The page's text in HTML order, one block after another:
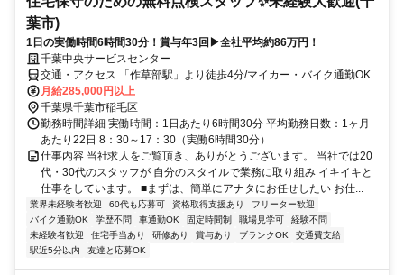
葉市)
1日の実働時間6時間30分！賞与年3回▶全社平均約86万円！
千葉中央サービスセンター
交通・アクセス 「作草部駅」より徒歩4分/マイカー・バイク通勤OK
月給285,000円以上
千葉県千葉市稲毛区
勤務時間詳細 実働時間：1日あたり6時間30分 平均勤務日数：1ヶ月
あたり22日 8：30～17：30（実働6時間30分）
仕事内容 当社求人をご覧頂き、ありがとうございます。 当社では20
代・30代のスタッフが 自分のスタイルで業務に取り組み イキイキと
仕事をしています。 ■まずは、簡単にアナタにお任せしたい お仕...
業界未経験者歓迎 60代も応募可 資格取得支援あり
フリーター歓迎
バイク通勤OK
学歴不問 車通勤OK 固定時間制 職場見学可
経験不問
未経験者歓迎
住宅手当あり 研修あり 賞与あり ブランクOK
交通費支給
駅近5分以内
友達と応募OK